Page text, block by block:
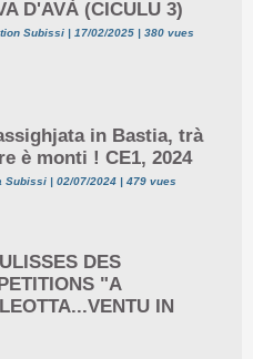
D'AVÀ (CICULU 3)
Subissi | 17/02/2025 | 380 vues
in Bastia, trà
è monti ! CE1, 2024
Subissi | 02/07/2024 | 479 vues
DES
"A
IN